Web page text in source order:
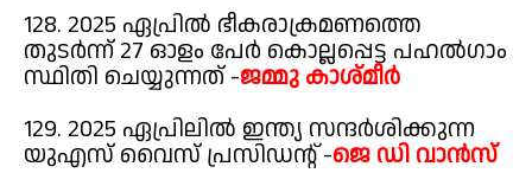
128. 2025 ഏപ്രിൽ ഭീകരാക്രമണത്തെ
തുടർന്ന് 27 ഓളം പേർ കൊല്ലപ്പെട്ട പഹൽഗാം
സ്ഥിതി ചെയ്യുന്നത് -ജമ്മു കാശ്മീർ
129. 2025 ഏപ്രിലിൽ ഇന്ത്യ സന്ദർശിക്കുന്ന
യുഎസ് വൈസ് പ്രസിഡന്റ് -ജെ ഡി വാൻസ്